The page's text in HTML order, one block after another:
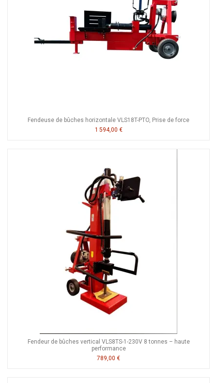
Fendeuse de bûches horizontale VLS18T-PTO, Prise de force
1 594,00 €
Fendeur de bûches vertical VLS8TS-1-230V 8 tonnes – haute
performance
789,00 €